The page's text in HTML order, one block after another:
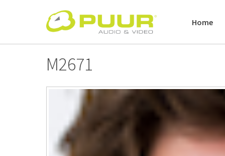
Home
M2671